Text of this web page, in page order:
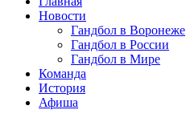
Новости
Гандбол в Воронеже
Гандбол в России
Гандбол в Мире
Команда
История
Афиша